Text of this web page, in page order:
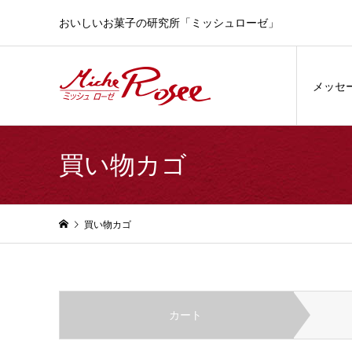
おいしいお菓子の研究所「ミッシュローゼ」
メッセ
買い物カゴ
買い物カゴ
カート